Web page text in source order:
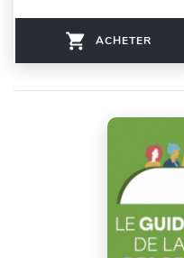
ACHETER